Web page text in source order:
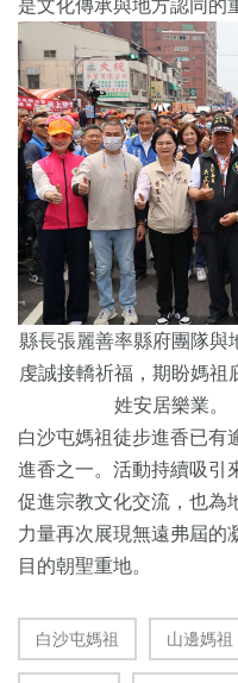
是文化傳承與地方認同的
縣長張麗善率縣府團隊與
虔誠接轎祈福，期盼媽祖
姓安居樂業。
白沙屯媽祖徒步進香已有
進香之一。活動持續吸引
促進宗教文化交流，也為
力量再次展現無遠弗屆的
目的朝聖重地。
白沙屯媽祖 山邊媽祖